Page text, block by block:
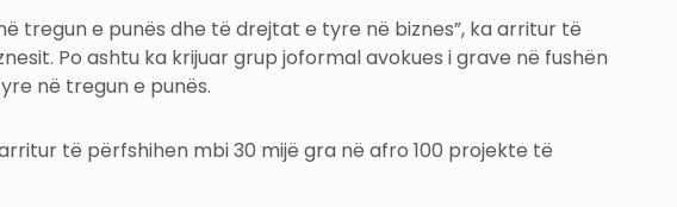
tregun e punës dhe të drejtat e tyre në biznes”, ka arritur të
Po ashtu ka krijuar grup joformal avokues i grave në fushën
në tregun e punës.
të përfshihen mbi 30 mijë gra në afro 100 projekte të